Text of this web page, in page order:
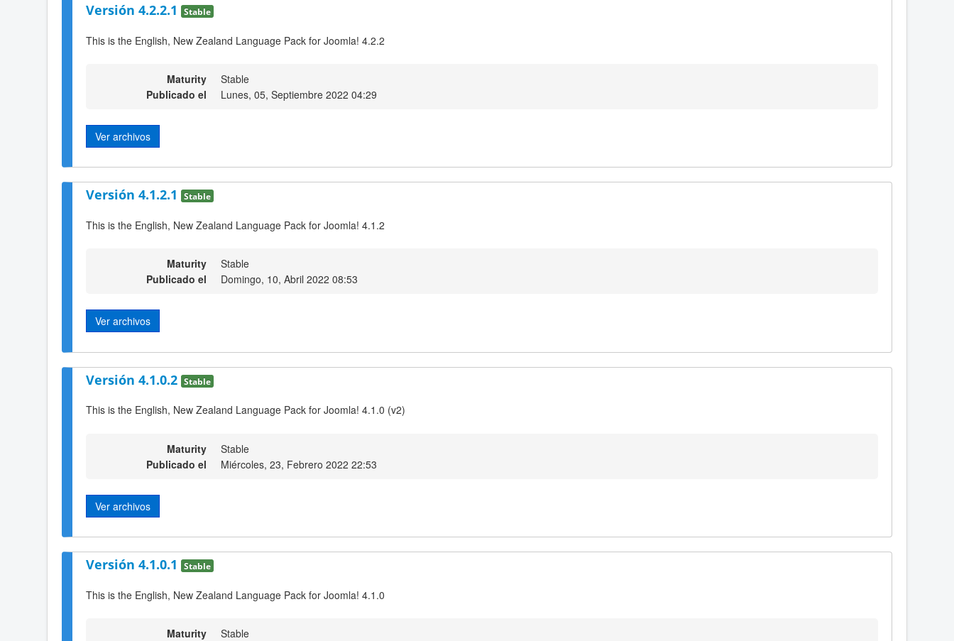
Versión 4.2.2.1 Stable
This is the English, New Zealand Language Pack for Joomla! 4.2.2
Maturity
Stable
Publicado el
Lunes, 05, Septiembre 2022 04:29
Ver archivos
Versión 4.1.2.1 Stable
This is the English, New Zealand Language Pack for Joomla! 4.1.2
Maturity
Stable
Publicado el
Domingo, 10, Abril 2022 08:53
Ver archivos
Versión 4.1.0.2 Stable
This is the English, New Zealand Language Pack for Joomla! 4.1.0 (v2)
Maturity
Stable
Publicado el
Miércoles, 23, Febrero 2022 22:53
Ver archivos
Versión 4.1.0.1 Stable
This is the English, New Zealand Language Pack for Joomla! 4.1.0
Maturity Stable